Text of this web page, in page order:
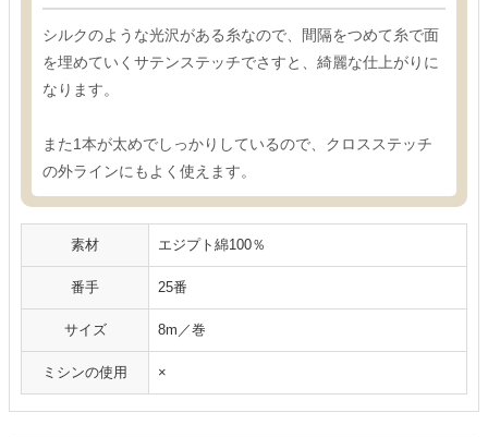
シルクのような光沢がある糸なので、間隔をつめて糸で面
を埋めていくサテンステッチでさすと、綺麗な仕上がりに
なります。
また1本が太めでしっかりしているので、クロスステッチ
の外ラインにもよく使えます。
素材 エジプト綿100％
番手 25番
サイズ 8m／巻
ミシンの使用 ×